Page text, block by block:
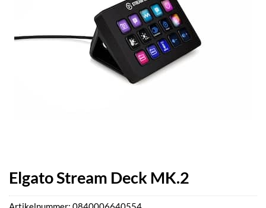
Elgato Stream Deck MK.2